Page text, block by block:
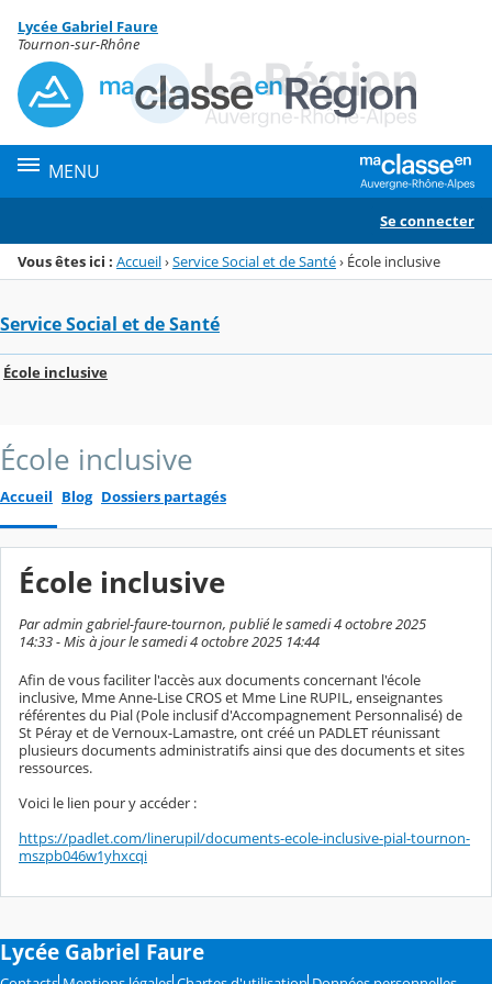
Menu de la rubrique
Contenu
Lycée Gabriel Faure
Tournon-sur-Rhône
MENU
Se connecter
Vous êtes ici : Accueil›Service Social et de Santé› École inclusive
Service Social et de Santé
École inclusive
École inclusive
Accueil Blog Dossiers partagés
École inclusive
Par admin gabriel-faure-tournon, publié le samedi 4 octobre 2025
14:33 - Mis à jour le samedi 4 octobre 2025 14:44
Afin de vous faciliter l'accès aux documents concernant l'école
inclusive, Mme Anne-Lise CROS et Mme Line RUPIL, enseignantes
référentes du Pial (Pole inclusif d'Accompagnement Personnalisé) de
St Péray et de Vernoux-Lamastre, ont créé un PADLET réunissant
plusieurs documents administratifs ainsi que des documents et sites
ressources.
Voici le lien pour y accéder :
https://padlet.com/linerupil/documents-ecole-inclusive-pial-tournon-
mszpb046w1yhxcqi
Lycée Gabriel Faure